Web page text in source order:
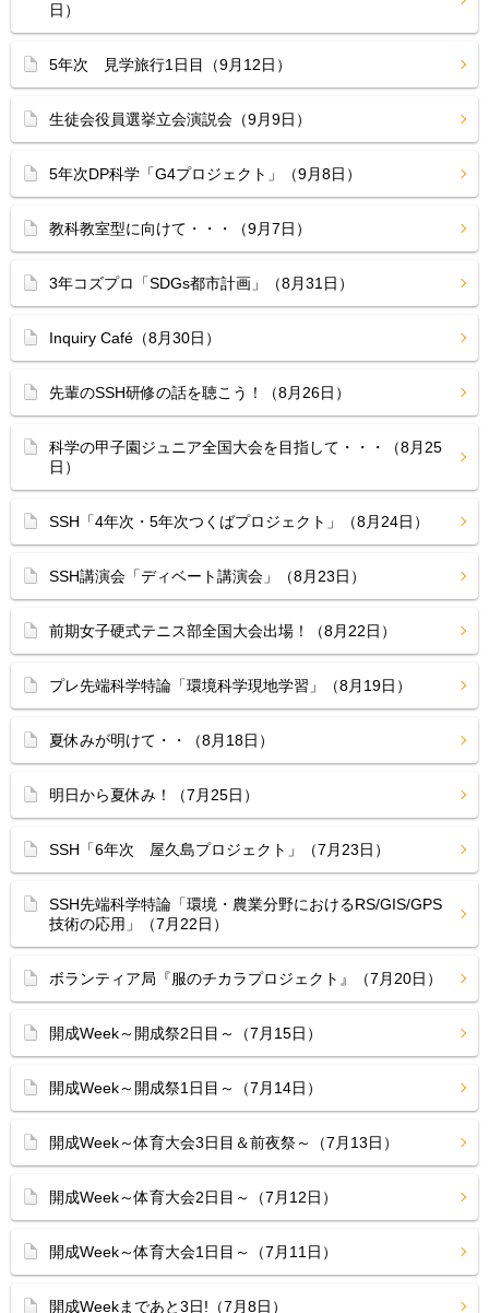
日）
5年次 見学旅行1日目（9月12日）
生徒会役員選挙立会演説会（9月9日）
5年次DP科学「G4プロジェクト」（9月8日）
教科教室型に向けて・・・（9月7日）
3年コズプロ「SDGs都市計画」（8月31日）
Inquiry Café（8月30日）
先輩のSSH研修の話を聴こう！（8月26日）
科学の甲子園ジュニア全国大会を目指して・・・（8月25
日）
SSH「4年次・5年次つくばプロジェクト」（8月24日）
SSH講演会「ディベート講演会」（8月23日）
前期女子硬式テニス部全国大会出場！（8月22日）
プレ先端科学特論「環境科学現地学習」（8月19日）
夏休みが明けて・・（8月18日）
明日から夏休み！（7月25日）
SSH「6年次 屋久島プロジェクト」（7月23日）
SSH先端科学特論「環境・農業分野におけるRS/GIS/GPS
技術の応用」（7月22日）
ボランティア局『服のチカラプロジェクト』（7月20日）
開成Week～開成祭2日目～（7月15日）
開成Week～開成祭1日目～（7月14日）
開成Week～体育大会3日目＆前夜祭～（7月13日）
開成Week～体育大会2日目～（7月12日）
開成Week～体育大会1日目～（7月11日）
開成Weekまであと3日!（7月8日）